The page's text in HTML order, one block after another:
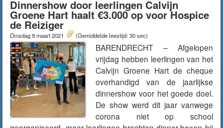
Dinnershow door leerlingen Calvijn
Groene Hart haalt €3.000 op voor Hospice
de Reiziger
Dinsdag 9 maart 2021 (Gemiddelde leestijd: 30 sec)
BARENDRECHT – Afgelopen
vrijdag hebben leerlingen van het
Calvijn Groene Hart de cheque
overhandigd van de jaarlijkse
dinnershow voor het goede doel.
De show werd dit jaar vanwege
corona niet op school